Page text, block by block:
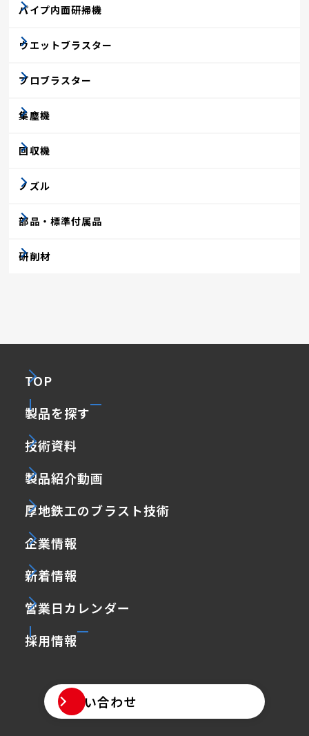
パイプ内面研掃機
ウエットブラスター
プロブラスター
集塵機
回収機
ノズル
部品・標準付属品
研削材
TOP
製品を探す
技術資料
製品紹介動画
厚地鉄工のブラスト技術
企業情報
新着情報
営業日カレンダー
採用情報
お問い合わせ